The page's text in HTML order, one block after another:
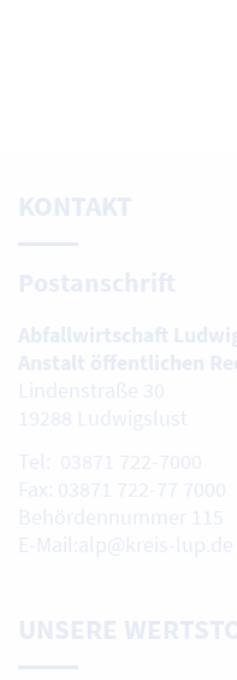
KONTAKT
Postanschrift
Abfallwirtschaft
Anstalt öffentlichen
Lindenstraße 30
19288 Ludwigslust
Tel: 03871 722-7000
Fax: 03871 722-77 7000
Behördennummer 115
E-Mail:alp@kreis-lup.de
UNSERE